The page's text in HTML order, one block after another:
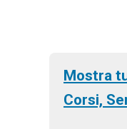
Mostra
Corsi,